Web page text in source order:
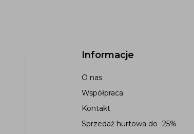
Informacje
O nas
Współpraca
Kontakt
Sprzedaż hurtowa do -25%